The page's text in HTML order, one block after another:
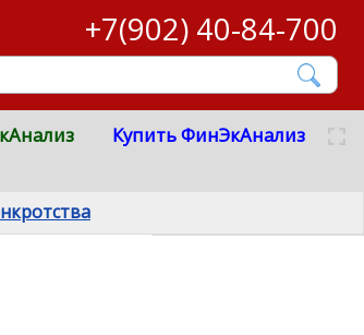
+7(902) 40-84-700
Купить ФинЭкАнализ